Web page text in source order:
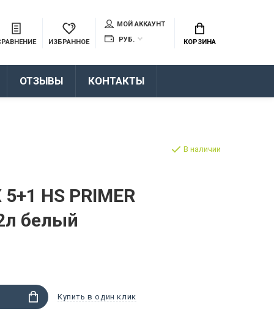
ИЗБРАННОЕ
МОЙ АККАУНТ
РУБ.
КОРЗИНА
ОТЗЫВЫ КОНТАКТЫ
5+1 HS PRIMER
белый
В наличии
Купить в один клик